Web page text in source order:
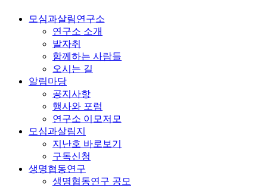
모심과살림연구소
연구소 소개
발자취
함께하는 사람들
오시는 길
알림마당
공지사항
행사와 포럼
연구소 이모저모
모심과살림지
지난호 바로보기
구독신청
생명협동연구
생명협동연구 공모